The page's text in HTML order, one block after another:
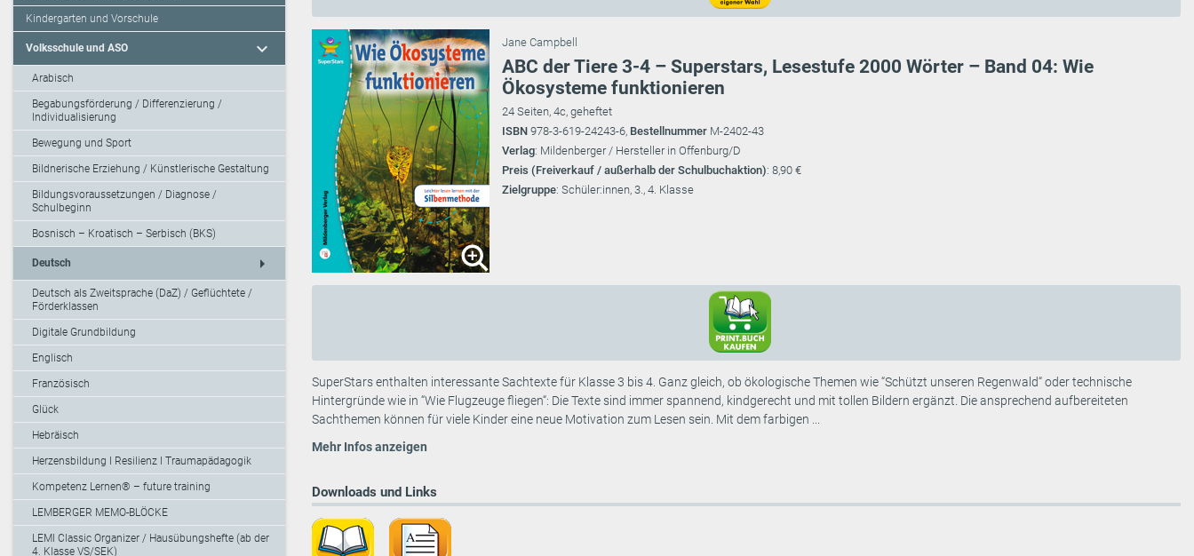
Kindergarten und Vorschule
Volksschule und ASO expand_more
Arabisch
Begabungsförderung / Differenzierung /
Individualisierung
Bewegung und Sport
Bildnerische Erziehung / Künstlerische Gestaltung
Bildungsvoraussetzungen / Diagnose /
Schulbeginn
Bosnisch – Kroatisch – Serbisch (BKS)
Deutsch arrow_right
Deutsch als Zweitsprache (DaZ) / Geflüchtete /
Förderklassen
Digitale Grundbildung
Englisch
Französisch
Glück
Hebräisch
Herzensbildung I Resilienz I Traumapädagogik
Kompetenz Lernen® – future training
LEMBERGER MEMO-BLÖCKE
LEMI Classic Organizer / Hausübungshefte (ab der
4. Klasse VS/SEK)
Jane Campbell
ABC der Tiere 3-4 – Superstars, Lesestufe 2000 Wörter – Band 04: Wie
Ökosysteme funktionieren
24 Seiten, 4c, geheftet
ISBN 978-3-619-24243-6, Bestellnummer M-2402-43
Verlag: Mildenberger / Hersteller in Offenburg/D
Preis (Freiverkauf / außerhalb der Schulbuchaktion): 8,90 €
Zielgruppe: Schüler:innen, 3., 4. Klasse
SuperStars enthalten interessante Sachtexte für Klasse 3 bis 4. Ganz gleich, ob ökologische Themen wie “Schützt unseren Regenwald“ oder technische
Hintergründe wie in “Wie Flugzeuge fliegen“: Die Texte sind immer spannend, kindgerecht und mit tollen Bildern ergänzt. Die ansprechend aufbereiteten
Sachthemen können für viele Kinder eine neue Motivation zum Lesen sein. Mit dem farbigen ...
Mehr Infos anzeigen
Downloads und Links